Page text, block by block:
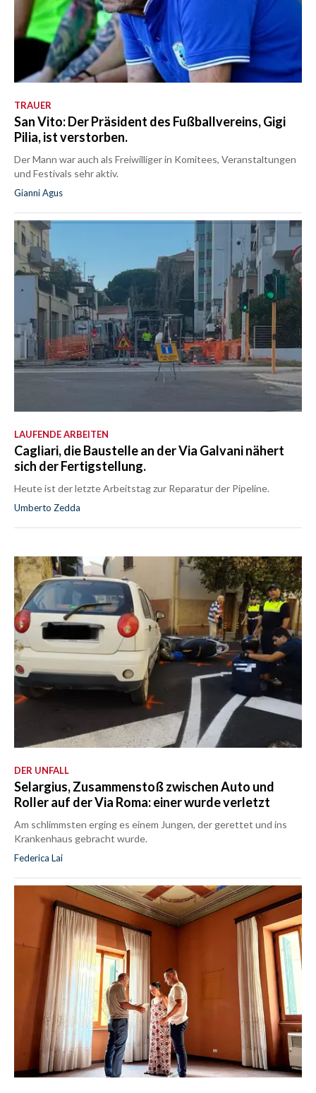
TRAUER
San Vito: Der Präsident des Fußballvereins, Gigi
Pilia, ist verstorben.
Der Mann war auch als Freiwilliger in Komitees, Veranstaltungen
und Festivals sehr aktiv.
Gianni Agus
LAUFENDE ARBEITEN
Cagliari, die Baustelle an der Via Galvani nähert
sich der Fertigstellung.
Heute ist der letzte Arbeitstag zur Reparatur der Pipeline.
Umberto Zedda
DER UNFALL
Selargius, Zusammenstoß zwischen Auto und
Roller auf der Via Roma: einer wurde verletzt
Am schlimmsten erging es einem Jungen, der gerettet und ins
Krankenhaus gebracht wurde.
Federica Lai